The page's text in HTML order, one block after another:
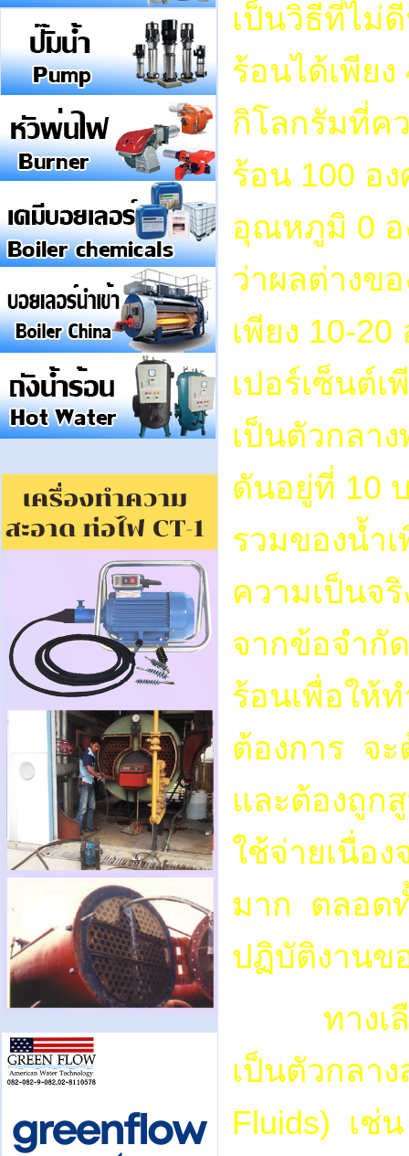
เป็นวิธีที่ไม่
ร้อนได้เพีย
กิโลกรัมที่ค
ร้อน 100 อ
อุณหภูมิ 0 อ
ว่าผลต่างข
เพียง 10-
เปอร์เซ็นต์
เป็นตัวกลา
ดันอยู่ที่ 10
รวมของน้ำ
ความเป็นจ
จากข้อจำกั
ร้อนเพื่อให้
ต้องการ จ
และต้องถูก
ใช้จ่ายเนื่อ
มาก ตลอด
ปฏิบัติงานข
ทางเลือ
เป็นตัวกลา
Fluids) เช่